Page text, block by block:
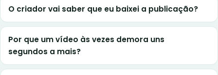
O criador vai saber que eu baixei a publicação?
Por que um vídeo às vezes demora uns
segundos a mais?